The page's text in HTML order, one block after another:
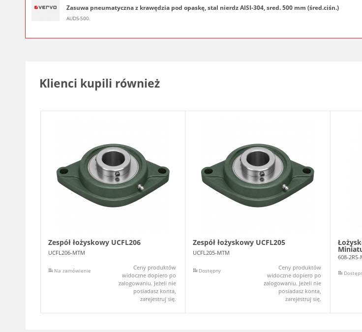
Zasuwa pneumatyczna z krawędzia pod opaskę, stal nierdz AISI-304, sred. 500 mm (śred.ciśn.)
AUDS-500
Klienci kupili również
Zespół łożyskowy UCFL206
UCFL206-MTM
Na zamówienie
Ceny produktów
widoczne dopiero po
zalogowaniu. Jeżeli nie
posiadasz konta,
zarejestruj się.
Zespół łożyskowy UCFL205
UCFL205-MTM
Dostępny
Ceny produktów
widoczne dopiero po
zalogowaniu. Jeżeli nie
posiadasz konta,
zarejestruj się.
608-2RS-